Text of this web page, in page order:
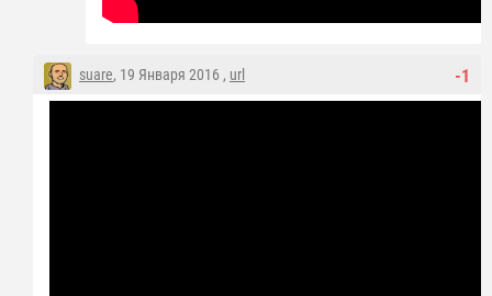
-1
suare, 19 Января 2016 , url